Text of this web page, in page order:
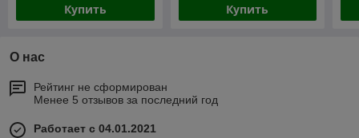
Купить Купить
О нас
Рейтинг не сформирован
Менее 5 отзывов за последний год
Работает с 04.01.2021